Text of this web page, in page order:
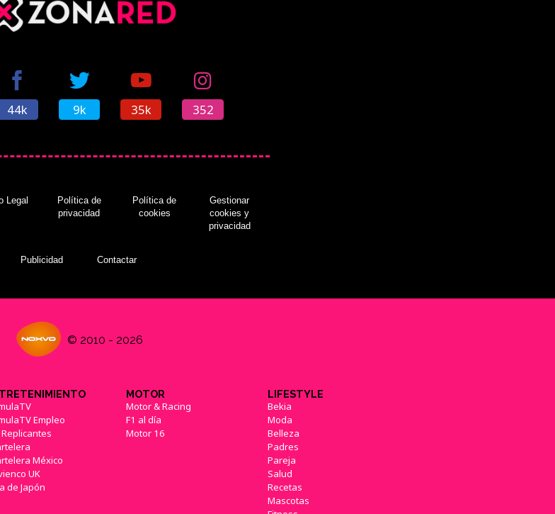
44k 9k 35k 352
Legal
Política de
privacidad
Política de
cookies
Gestionar
cookies y
privacidad
Publicidad Contactar
© 2010 - 2026
Empleo
México
UK
de Japón
MOTOR
Motor & Racing
F1 al día
Motor 16
LIFESTYLE
Bekia
Moda
Belleza
Padres
Pareja
Salud
Recetas
Mascotas